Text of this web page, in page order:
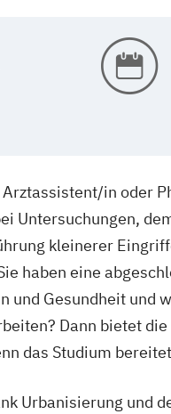
in oder
Untersuchungen,
kleinerer
haben eine
und Gesundheit und
Dann bietet
das Studium
Urbanisierung und